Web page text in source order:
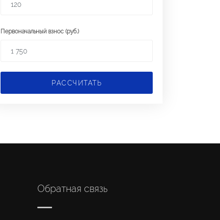
Первоначальный взнос (руб.)
РАССЧИТАТЬ
Обратная связь